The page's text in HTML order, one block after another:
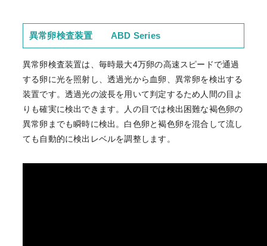
異常卵検査装置 ABD Series
異常卵検査装置は、毎時最大4万卵の高速スピードで通過
する卵に光を照射し、透過光から血卵、異常卵を検出する
装置です。透過光の波長を用いて判定するため人間の目よ
りも確実に検出できます。人の目では検出困難な褐色卵の
異常卵までも瞬時に検出。白色卵と褐色卵を混合して流し
ても自動的に検出レベルを調整します。